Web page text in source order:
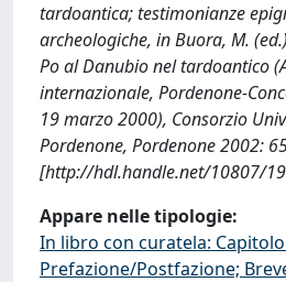
tardoantica; testimonianze
archeologiche, in Buora, M.
Po al Danubio nel tardoantico
internazionale, Pordenone-
19 marzo 2000), Consorzio
Pordenone, Pordenone 2002:
[http://hdl.handle.net/10807/
Appare nelle tipologie:
In libro con curatela:
Prefazione/Postfazione;